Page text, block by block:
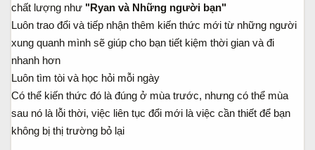
chất lượng như "Ryan và Những người bạn"
Luôn trao đổi và tiếp nhận thêm kiến thức mới từ những người
xung quanh mình sẽ giúp cho bạn tiết kiệm thời gian và đi
nhanh hơn
Luôn tìm tòi và học hỏi mỗi ngày
Có thể kiến thức đó là đúng ở mùa trước, nhưng có thể mùa
sau nó là lỗi thời, việc liên tục đổi mới là việc cần thiết để bạn
không bị thị trường bỏ lại